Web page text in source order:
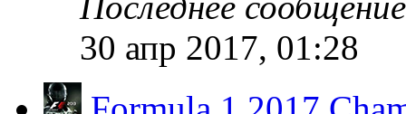
30 апр 2017, 01:28